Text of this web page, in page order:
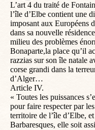
L’art 4 du traité de
l’île d’Elbe contient une
imposant aux Européens
dans sa nouvelle
milieu des problèmes
Bonaparte,la place qu’il
razzias sur son île natale
corse grandi dans la
d’Alger…
Article IV.
« Toutes les puissances
pour faire respecter par
territoire de l’île d’Elbe,
Barbaresques, elle soit